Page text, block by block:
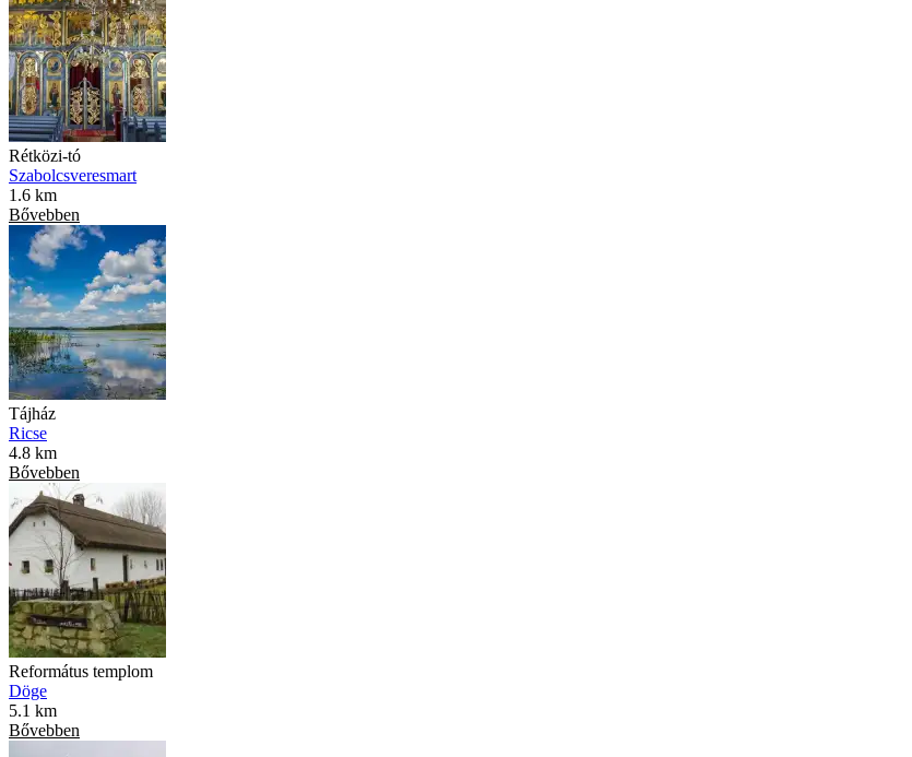
Rétközi-tó
Szabolcsveresmart
1.6 km
Bővebben
Tájház
Ricse
4.8 km
Bővebben
Református templom
Döge
5.1 km
Bővebben